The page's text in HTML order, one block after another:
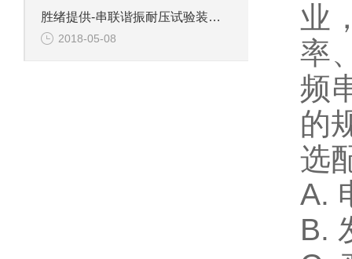
胜绪提供-串联谐振耐压试验装置主要功能
2018-05-08
业
率
频
的
选
A.
B.